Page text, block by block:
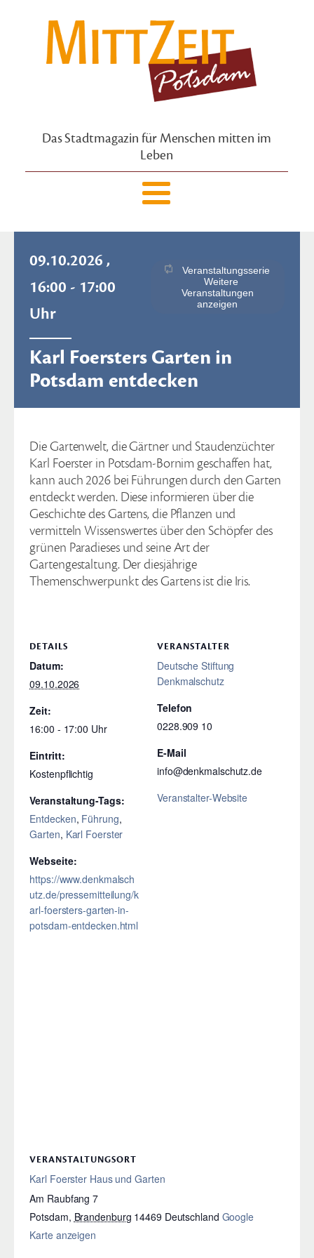
Das Stadtmagazin für Menschen mitten im
Leben
09.10.2026 ,
16:00 - 17:00
Uhr
Veranstaltungsserie
Weitere
Veranstaltungen
anzeigen
Karl Foersters Garten in
Potsdam entdecken
Die Gartenwelt, die Gärtner und Staudenzüchter
Karl Foerster in Potsdam-Bornim geschaffen hat,
kann auch 2026 bei Führungen durch den Garten
entdeckt werden. Diese informieren über die
Geschichte des Gartens, die Pflanzen und
vermitteln Wissenswertes über den Schöpfer des
grünen Paradieses und seine Art der
Gartengestaltung. Der diesjährige
Themenschwerpunkt des Gartens ist die Iris.
DETAILS
Datum:
09.10.2026
Zeit:
16:00 - 17:00
Eintritt:
Kostenpflichtig
Veranstaltung-Tags:
Entdecken, Führung,
Garten, Karl Foerster
Webseite:
https://www.denkmalsch
utz.de/pressemitteilung/k
arl-foersters-garten-in-
potsdam-entdecken.html
VERANSTALTER
Deutsche Stiftung
Denkmalschutz
Telefon
0228.909 10
E-Mail
info@denkmalschutz.de
Veranstalter-Website
VERANSTALTUNGSORT
Karl Foerster Haus und Garten
Am Raubfang 7
Potsdam, Brandenburg 14469 Deutschland Google
Karte anzeigen